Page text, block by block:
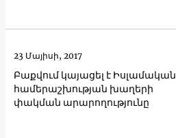
Բաքվում կայացել է Իսլամական
համերաշխության խաղերի
փակման արարողությունը
23 Մայիսի, 2017